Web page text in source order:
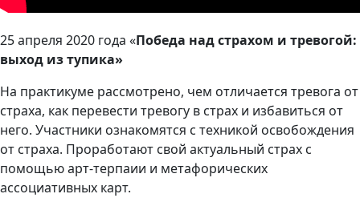
25 апреля 2020 года «Победа над страхом и тревогой:
выход из тупика»
На практикуме рассмотрено, чем отличается тревога от
страха, как перевести тревогу в страх и избавиться от
него. Участники ознакомятся с техникой освобождения
от страха. Проработают свой актуальный страх с
помощью арт-терпаии и метафорических
ассоциативных карт.